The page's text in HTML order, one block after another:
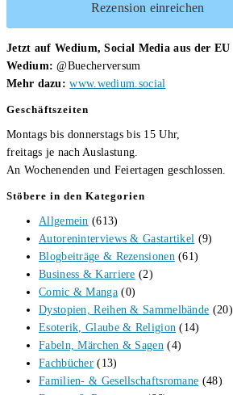
Rezension einreichen
Jetzt auf Wedium, Social Media aus der EU
Wedium: @Buecherversum
Mehr dazu: www.wedium.social
Geschäftszeiten
Montags bis donnerstags bis 15 Uhr,
freitags je nach Auslastung.
An Wochenenden und Feiertagen geschlossen.
Stöbere in den Kategorien
Allgemein (613)
Autoreninterviews & Gastartikel (9)
Blogbeiträge & Rezensionen (61)
Business & Karriere (2)
Comic & Manga (0)
Dystopien, Reihen & Sammelbände (20)
Esoterik, Glaube & Religion (14)
Fabeln, Märchen & Sagen (4)
Fachbücher (13)
Familien- & Gesellschaftsromane (48)